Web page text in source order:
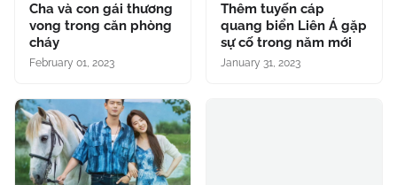
Cha và con gái thương
vong trong căn phòng
cháy
February 01, 2023
Thêm tuyến cáp
quang biển Liên Á gặp
sự cố trong năm mới
January 31, 2023